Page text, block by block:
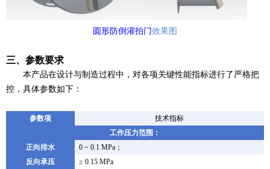
圆形防倒灌拍门效果图
三、参数要求
本产品在设计与制造过程中，对各项关键性能指标进行了严格把
控，具体参数如下：
参数项
技术指标
工作压力范围：
正向排水
0 ~ 0.1 MPa；
反向承压
≥ 0.15 MPa